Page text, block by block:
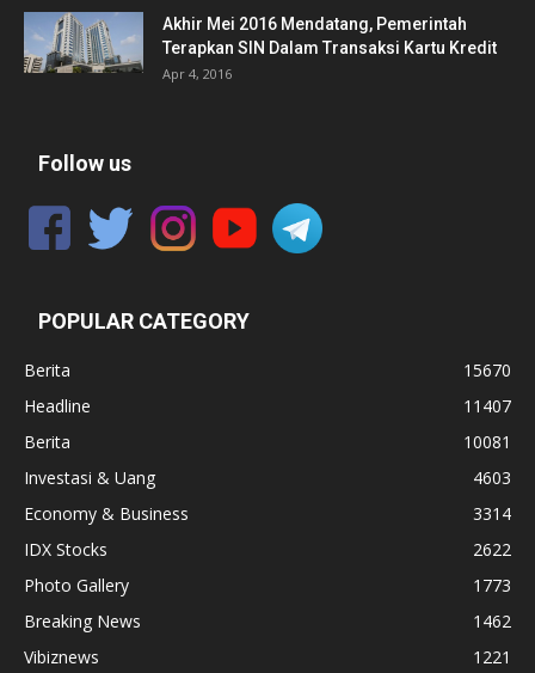
Akhir Mei 2016 Mendatang, Pemerintah
Terapkan SIN Dalam Transaksi Kartu Kredit
Apr 4, 2016
Follow us
POPULAR CATEGORY
Berita
15670
Headline
11407
Berita
10081
Investasi & Uang
4603
Economy & Business
3314
IDX Stocks
2622
Photo Gallery
1773
Breaking News
1462
Vibiznews
1221